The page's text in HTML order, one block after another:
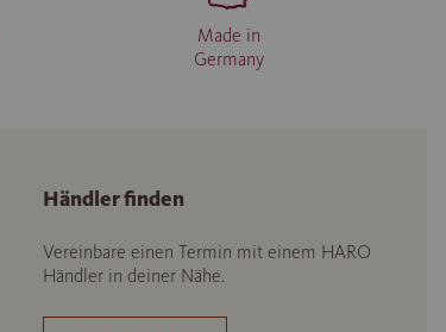
Made in
Germany
Händler finden
Vereinbare einen Termin mit einem HARO
Händler in deiner Nähe.